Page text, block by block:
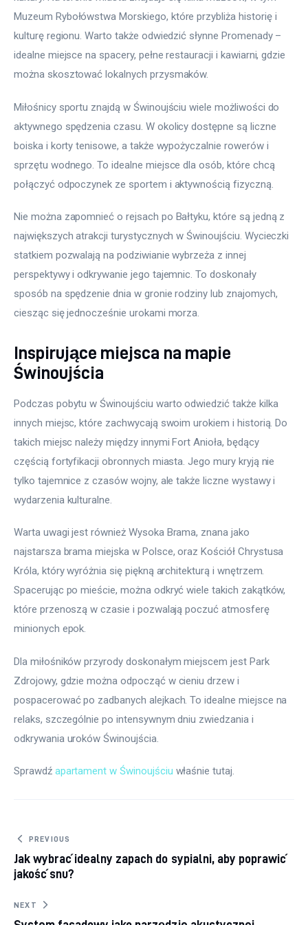
Muzeum Rybołówstwa Morskiego, które przybliża historię i
kulturę regionu. Warto także odwiedzić słynne Promenady –
idealne miejsce na spacery, pełne restauracji i kawiarni, gdzie
można skosztować lokalnych przysmaków.
Miłośnicy sportu znajdą w Świnoujściu wiele możliwości do
aktywnego spędzenia czasu. W okolicy dostępne są liczne
boiska i korty tenisowe, a także wypożyczalnie rowerów i
sprzętu wodnego. To idealne miejsce dla osób, które chcą
połączyć odpoczynek ze sportem i aktywnością fizyczną.
Nie można zapomnieć o rejsach po Bałtyku, które są jedną z
największych atrakcji turystycznych w Świnoujściu. Wycieczki
statkiem pozwalają na podziwianie wybrzeża z innej
perspektywy i odkrywanie jego tajemnic. To doskonały
sposób na spędzenie dnia w gronie rodziny lub znajomych,
ciesząc się jednocześnie urokami morza.
Inspirujące miejsca na mapie
Świnoujścia
Podczas pobytu w Świnoujściu warto odwiedzić także kilka
innych miejsc, które zachwycają swoim urokiem i historią. Do
takich miejsc należy między innymi Fort Anioła, będący
częścią fortyfikacji obronnych miasta. Jego mury kryją nie
tylko tajemnice z czasów wojny, ale także liczne wystawy i
wydarzenia kulturalne.
Warta uwagi jest również Wysoka Brama, znana jako
najstarsza brama miejska w Polsce, oraz Kościół Chrystusa
Króla, który wyróżnia się piękną architekturą i wnętrzem.
Spacerując po mieście, można odkryć wiele takich zakątków,
które przenoszą w czasie i pozwalają poczuć atmosferę
minionych epok.
Dla miłośników przyrody doskonałym miejscem jest Park
Zdrojowy, gdzie można odpocząć w cieniu drzew i
pospacerować po zadbanych alejkach. To idealne miejsce na
relaks, szczególnie po intensywnym dniu zwiedzania i
odkrywania uroków Świnoujścia.
Sprawdź apartament w Świnoujściu właśnie tutaj.
Nawigacja
wpisu
PREVIOUS
Jak wybrać idealny zapach do sypialni, aby poprawić
jakość snu?
NEXT